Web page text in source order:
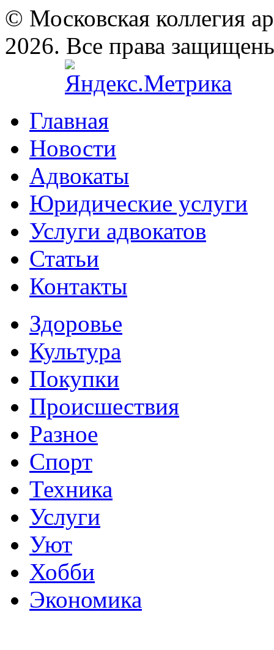
© Московская коллегия
2026. Все права
Главная
Новости
Адвокаты
Юридические услуги
Услуги адвокатов
Статьи
Контакты
Здоровье
Культура
Покупки
Происшествия
Разное
Спорт
Техника
Услуги
Уют
Хобби
Экономика